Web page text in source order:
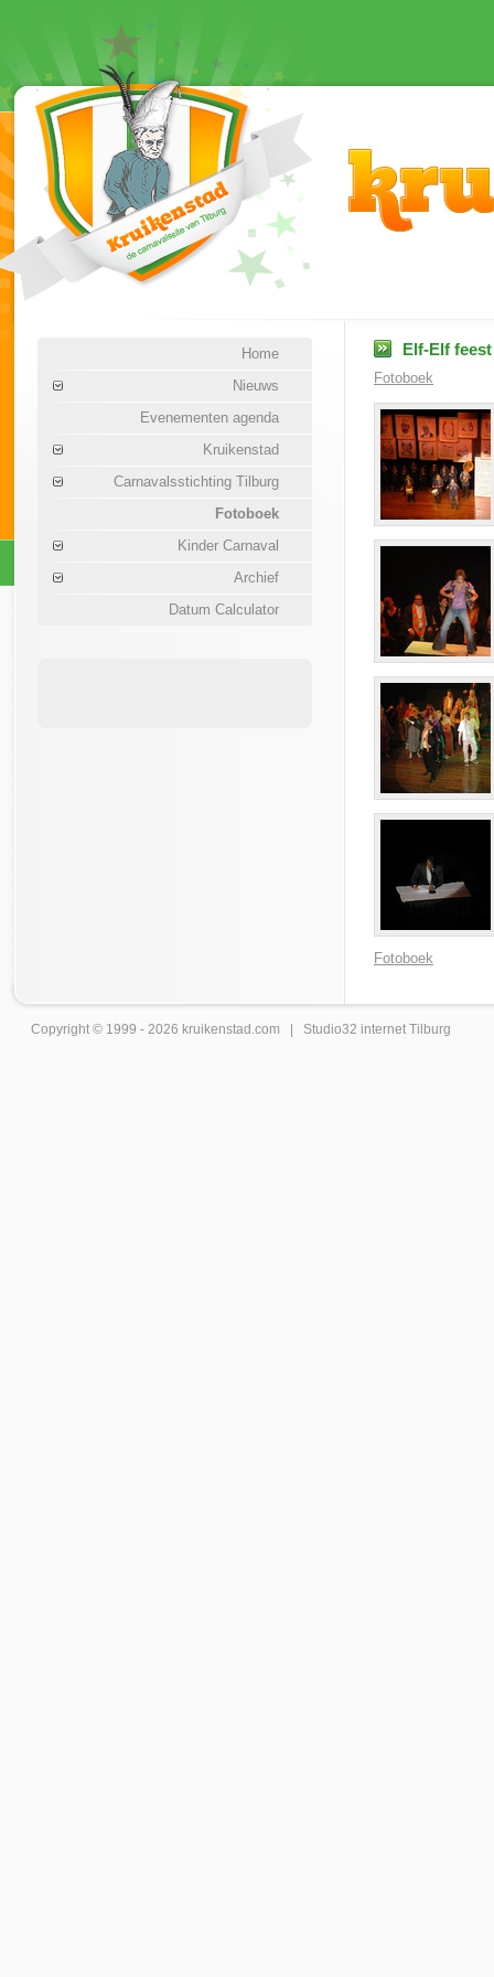
Home
Nieuws
Evenementen agenda
Kruikenstad
Carnavalsstichting Tilburg
Fotoboek
Kinder Carnaval
Archief
Datum Calculator
Elf-Elf feest
Fotoboek
Fotoboek
Copyright © 1999 - 2026 kruikenstad .com | Studio32 internet Tilburg